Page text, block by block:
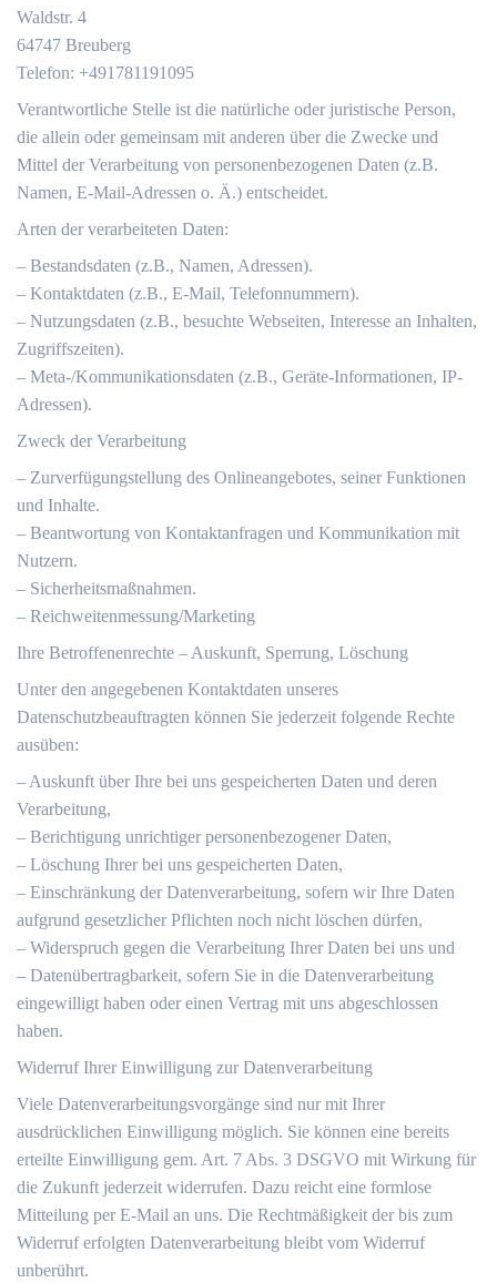
Waldstr. 4
64747 Breuberg
Telefon: +491781191095
Verantwortliche Stelle ist die natürliche oder juristische Person,
die allein oder gemeinsam mit anderen über die Zwecke und
Mittel der Verarbeitung von personenbezogenen Daten (z.B.
Namen, E-Mail-Adressen o. Ä.) entscheidet.
Arten der verarbeiteten Daten:
– Bestandsdaten (z.B., Namen, Adressen).
– Kontaktdaten (z.B., E-Mail, Telefonnummern).
– Nutzungsdaten (z.B., besuchte Webseiten, Interesse an Inhalten,
Zugriffszeiten).
– Meta-/Kommunikationsdaten (z.B., Geräte-Informationen, IP-
Adressen).
Zweck der Verarbeitung
– Zurverfügungstellung des Onlineangebotes, seiner Funktionen
und Inhalte.
– Beantwortung von Kontaktanfragen und Kommunikation mit
Nutzern.
– Sicherheitsmaßnahmen.
– Reichweitenmessung/Marketing
Ihre Betroffenenrechte – Auskunft, Sperrung, Löschung
Unter den angegebenen Kontaktdaten unseres
Datenschutzbeauftragten können Sie jederzeit folgende Rechte
ausüben:
– Auskunft über Ihre bei uns gespeicherten Daten und deren
Verarbeitung,
– Berichtigung unrichtiger personenbezogener Daten,
– Löschung Ihrer bei uns gespeicherten Daten,
– Einschränkung der Datenverarbeitung, sofern wir Ihre Daten
aufgrund gesetzlicher Pflichten noch nicht löschen dürfen,
– Widerspruch gegen die Verarbeitung Ihrer Daten bei uns und
– Datenübertragbarkeit, sofern Sie in die Datenverarbeitung
eingewilligt haben oder einen Vertrag mit uns abgeschlossen
haben.
Widerruf Ihrer Einwilligung zur Datenverarbeitung
Viele Datenverarbeitungsvorgänge sind nur mit Ihrer
ausdrücklichen Einwilligung möglich. Sie können eine bereits
erteilte Einwilligung gem. Art. 7 Abs. 3 DSGVO mit Wirkung für
die Zukunft jederzeit widerrufen. Dazu reicht eine formlose
Mitteilung per E-Mail an uns. Die Rechtmäßigkeit der bis zum
Widerruf erfolgten Datenverarbeitung bleibt vom Widerruf
unberührt.